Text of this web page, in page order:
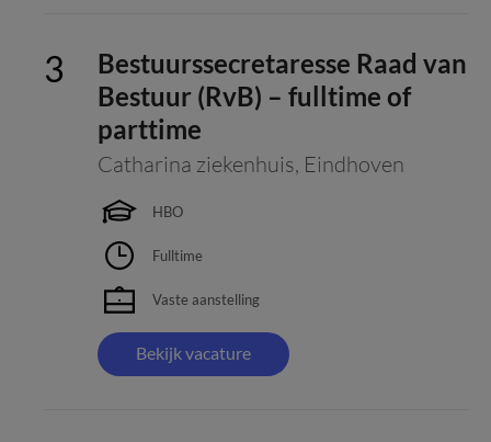
Bestuurssecretaresse Raad van
Bestuur (RvB) – fulltime of
parttime
Catharina ziekenhuis, Eindhoven
HBO
Fulltime
Vaste aanstelling
Bekijk vacature